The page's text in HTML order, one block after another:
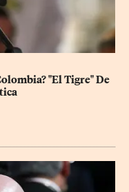
"El Tigre" De